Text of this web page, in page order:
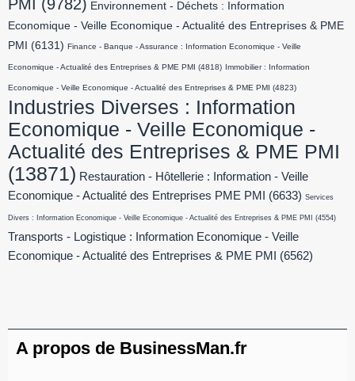
PMI (9782) Environnement - Déchets : Information
Economique - Veille Economique - Actualité des Entreprises & PME
PMI
(6131) Finance - Banque - Assurance : Information Economique - Veille
Economique - Actualité des Entreprises & PME PMI (4818) Immobilier : Information
Economique - Veille Economique - Actualité des Entreprises & PME PMI (4823)
Industries Diverses : Information
Economique - Veille Economique -
Actualité des Entreprises & PME PMI
(13871) Restauration - Hôtellerie : Information - Veille
Economique - Actualité des Entreprises PME PMI
(6633) Services
Divers : Information Economique - Veille Economique - Actualité des Entreprises & PME PMI (4554)
Transports - Logistique : Information Economique - Veille
Economique - Actualité des Entreprises & PME PMI
(6562)
A propos de BusinessMan.fr